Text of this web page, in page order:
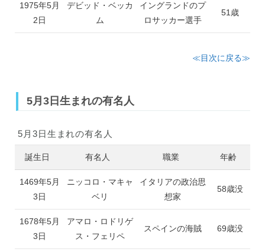
1975年5月
2日
デビッド・ベッカ
ム
イングランドのプ
ロサッカー選手
51歳
≪目次に戻る≫
5月3日生まれの有名人
5月3日生まれの有名人
誕生日 有名人 職業 年齢
1469年5月
3日
ニッコロ・マキャ
ベリ
イタリアの政治思
想家
58歳没
1678年5月
3日
アマロ・ロドリゲ
ス・フェリペ
スペインの海賊 69歳没